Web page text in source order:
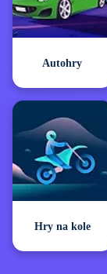
Autohry
Hry na kole